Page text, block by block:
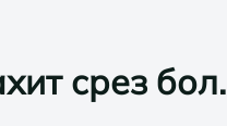
срез бол.